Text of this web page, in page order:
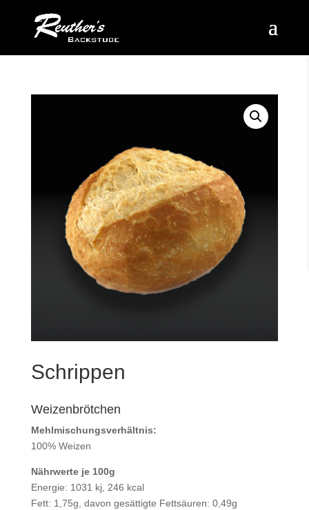
Schrippen
Weizenbrötchen
Mehlmischungsverhältnis:
100% Weizen
Nährwerte je 100g
Energie: 1031 kj, 246 kcal
Fett: 1,75g, davon gesättigte Fettsäuren: 0,49g